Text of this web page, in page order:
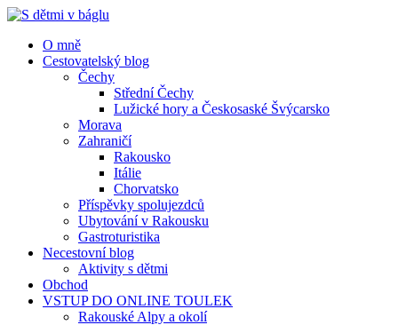
Menu
Menu
O mně
Cestovatelský blog
Čechy
Střední Čechy
Lužické hory a Českosaské Švýcarsko
Morava
Zahraničí
Rakousko
Itálie
Chorvatsko
Příspěvky spolujezdců
Ubytování v Rakousku
Gastroturistika
Necestovní blog
Aktivity s dětmi
Obchod
VSTUP DO ONLINE TOULEK
Rakouské Alpy a okolí